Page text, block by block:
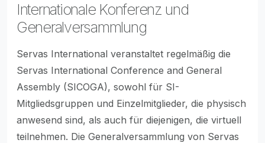
Internationale Konferenz und
Generalversammlung
Servas International veranstaltet regelmäßig die
Servas International Conference and General
Assembly (SICOGA), sowohl für SI-
Mitgliedsgruppen und Einzelmitglieder, die physisch
anwesend sind, als auch für diejenigen, die virtuell
teilnehmen. Die Generalversammlung von Servas